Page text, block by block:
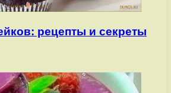
рецепты и секреты